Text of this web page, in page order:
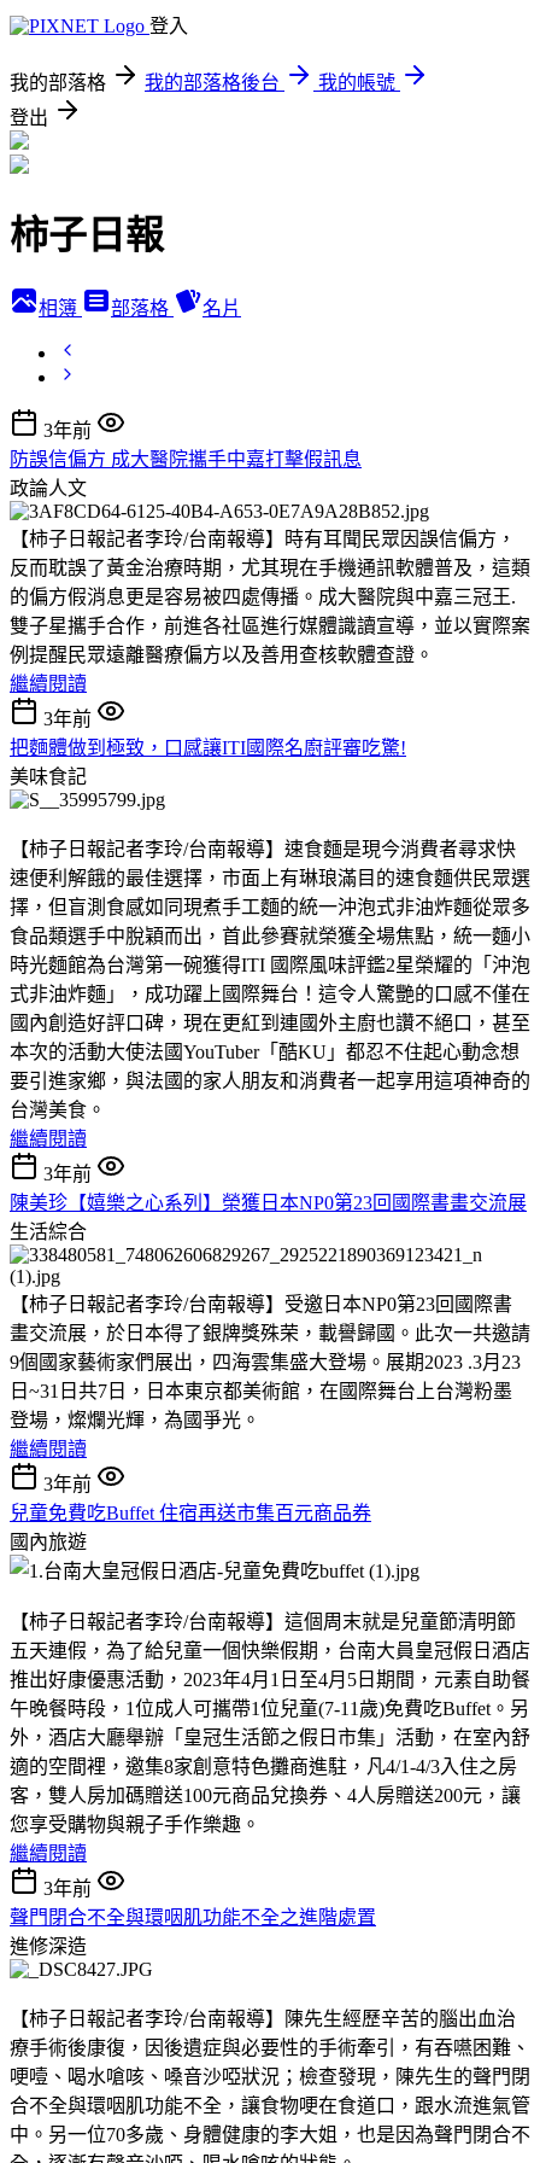
登入
我的部落格 我的部落格後台
我的帳號
登出
柿子日報
相簿 部落格 名片
3年前
防誤信偏方 成大醫院攜手中嘉打擊假訊息
政論人文
【柿子日報記者李玲/台南報導】時有耳聞民眾因誤信偏方，
反而耽誤了黃金治療時期，尤其現在手機通訊軟體普及，這類
的偏方假消息更是容易被四處傳播。成大醫院與中嘉三冠王.
雙子星攜手合作，前進各社區進行媒體識讀宣導，並以實際案
例提醒民眾遠離醫療偏方以及善用查核軟體查證。
繼續閱讀
3年前
把麵體做到極致，口感讓ITI國際名廚評審吃驚!
美味食記
【柿子日報記者李玲/台南報導】速食麵是現今消費者尋求快
速便利解餓的最佳選擇，市面上有琳琅滿目的速食麵供民眾選
擇，但盲測食感如同現煮手工麵的統一沖泡式非油炸麵從眾多
食品類選手中脫穎而出，首此參賽就榮獲全場焦點，統一麵小
時光麵館為台灣第一碗獲得ITI 國際風味評鑑2星榮耀的「沖泡
式非油炸麵」，成功躍上國際舞台！這令人驚艷的口感不僅在
國內創造好評口碑，現在更紅到連國外主廚也讚不絕口，甚至
本次的活動大使法國YouTuber「酷KU」都忍不住起心動念想
要引進家鄉，與法國的家人朋友和消費者一起享用這項神奇的
台灣美食。
繼續閱讀
3年前
陳美珍【嬉樂之心系列】榮獲日本NP0第23回國際書畫交流展
生活綜合
【柿子日報記者李玲/台南報導】受邀日本NP0第23回國際書
畫交流展，於日本得了銀牌獎殊荣，載譽歸國。此次一共邀請
9個國家藝術家們展出，四海雲集盛大登場。展期2023 .3月23
日~31日共7日，日本東京都美術館，在國際舞台上台灣粉墨
登場，燦爛光輝，為國爭光。
繼續閱讀
3年前
兒童免費吃Buffet 住宿再送市集百元商品券
國內旅遊
【柿子日報記者李玲/台南報導】這個周末就是兒童節清明節
五天連假，為了給兒童一個快樂假期，台南大員皇冠假日酒店
推出好康優惠活動，2023年4月1日至4月5日期間，元素自助餐
午晚餐時段，1位成人可攜帶1位兒童(7-11歲)免費吃Buffet。另
外，酒店大廳舉辦「皇冠生活節之假日市集」活動，在室內舒
適的空間裡，邀集8家創意特色攤商進駐，凡4/1-4/3入住之房
客，雙人房加碼贈送100元商品兌換券、4人房贈送200元，讓
您享受購物與親子手作樂趣。
繼續閱讀
3年前
聲門閉合不全與環咽肌功能不全之進階處置
進修深造
【柿子日報記者李玲/台南報導】陳先生經歷辛苦的腦出血治
療手術後康復，因後遺症與必要性的手術牽引，有吞嚥困難、
哽噎、喝水嗆咳、嗓音沙啞狀況；檢查發現，陳先生的聲門閉
合不全與環咽肌功能不全，讓食物哽在食道口，跟水流進氣管
中。另一位70多歲、身體健康的李大姐，也是因為聲門閉合不